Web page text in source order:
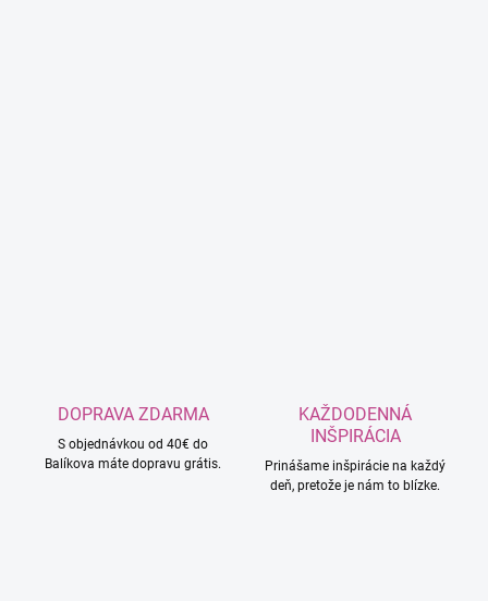
DOPRAVA ZDARMA
S objednávkou od 40€ do
Balíkova máte dopravu grátis.
KAŽDODENNÁ
INŠPIRÁCIA
Prinášame inšpirácie na každý
deň, pretože je nám to blízke.